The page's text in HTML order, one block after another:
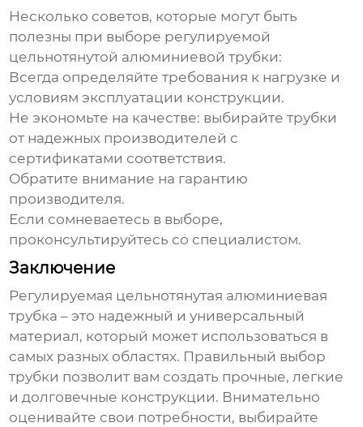
Несколько советов, которые могут быть
полезны при выборе регулируемой
цельнотянутой алюминиевой трубки:
Всегда определяйте требования к нагрузке и
условиям эксплуатации конструкции.
Не экономьте на качестве: выбирайте трубки
от надежных производителей с
сертификатами соответствия.
Обратите внимание на гарантию
производителя.
Если сомневаетесь в выборе,
проконсультируйтесь со специалистом.
Заключение
Регулируемая цельнотянутая алюминиевая
трубка – это надежный и универсальный
материал, который может использоваться в
самых разных областях. Правильный выбор
трубки позволит вам создать прочные, легкие
и долговечные конструкции. Внимательно
оценивайте свои потребности, выбирайте